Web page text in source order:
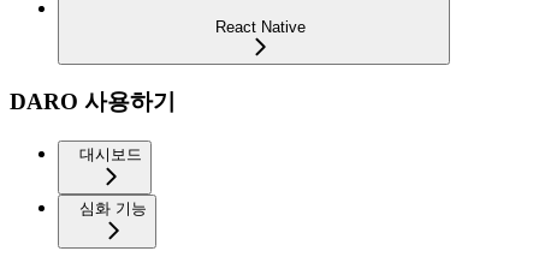
React Native
DARO 사용하기
대시보드
심화 기능